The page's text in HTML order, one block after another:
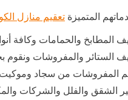
المتميزة تعقيم منازل
المطابخ والحمامات وكافة
الستائر والمفروشات ونقوم
المفروشات من سجاد وموكيت
الشقق والفلل والشركات